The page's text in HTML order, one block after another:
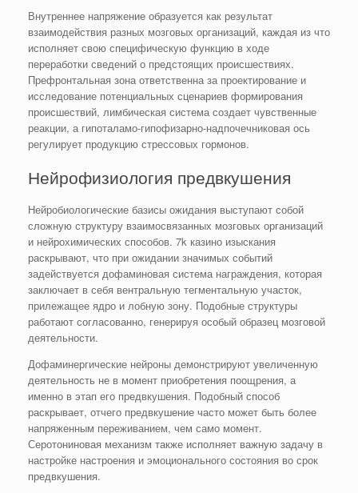
Внутреннее напряжение образуется как результат
взаимодействия разных мозговых организаций, каждая из что
исполняет свою специфическую функцию в ходе
переработки сведений о предстоящих происшествиях.
Префронтальная зона ответственна за проектирование и
исследование потенциальных сценариев формирования
происшествий, лимбическая система создает чувственные
реакции, а гипоталамо-гипофизарно-надпочечниковая ось
регулирует продукцию стрессовых гормонов.
Нейрофизиология предвкушения
Нейробиологические базисы ожидания выступают собой
сложную структуру взаимосвязанных мозговых организаций
и нейрохимических способов. 7k казино изыскания
раскрывают, что при ожидании значимых событий
задействуется дофаминовая система награждения, которая
заключает в себя вентральную тегментальную участок,
прилежащее ядро и лобную зону. Подобные структуры
работают согласованно, генерируя особый образец мозговой
деятельности.
Дофаминергические нейроны демонстрируют увеличенную
деятельность не в момент приобретения поощрения, а
именно в этап его предвкушения. Подобный способ
раскрывает, отчего предвкушение часто может быть более
напряженным переживанием, чем само момент.
Серотониновая механизм также исполняет важную задачу в
настройке настроения и эмоционального состояния во срок
предвкушения.